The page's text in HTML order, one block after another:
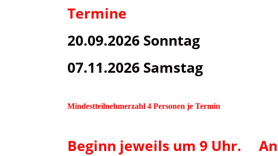
Termine
20.09.2026 Sonntag
07.11.2026 Samstag
Mindestteilnehmerzahl 4 Personen je Termin
Beginn jeweils um 9 Uhr.